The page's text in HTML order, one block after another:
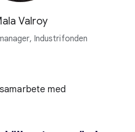
Valroy
Industrifonden
med